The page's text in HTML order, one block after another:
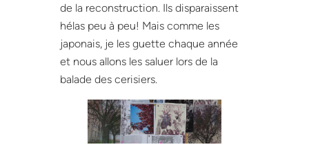
de la reconstruction. Ils disparaissent
hélas peu à peu! Mais comme les
japonais, je les guette chaque année
et nous allons les saluer lors de la
balade des cerisiers.